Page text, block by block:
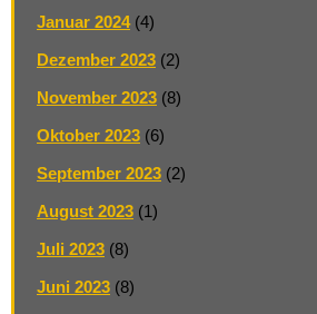
Januar 2024(4)
Dezember 2023 (2)
November 2023 (8)
Oktober 2023 (6)
September 2023 (2)
August 2023 (1)
Juli 2023 (8)
Juni 2023 (8)